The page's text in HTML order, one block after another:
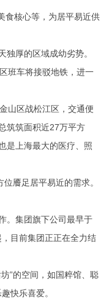
核心等，为居平易近供
厚的区域成幼劣势。
班车将接驳地铁，进一
山区战松江区，交通便
筑筑面积近27万平方
是上海最大的医疗、照
餍足居平易近的需求。
。集团旗下公司最早于
目前集团正正在全力结
”的空间，如国粹馆、聪
快乐喜爱。